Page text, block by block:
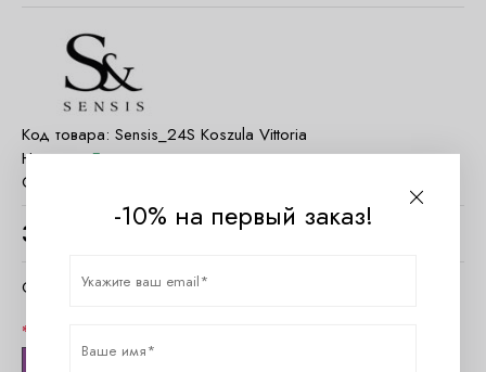
Код товара: Sensis_24S Koszula Vittoria
Наличие:Есть в наличии
Страна:
3620
Очистить параметры
-10% на первый заказ!